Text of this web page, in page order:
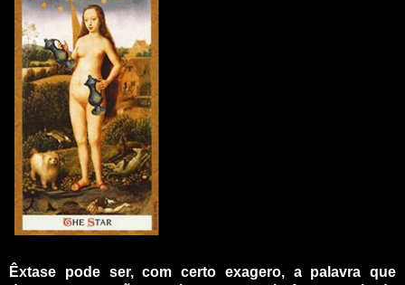
Êxtase pode ser, com certo exagero, a palavra que